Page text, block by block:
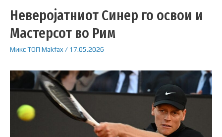
Неверојатниот Синер го освои и
Мастерсот во Рим
МиксТОП Makfax/ 17.05.2026